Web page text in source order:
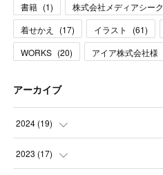
書籍 (1) 株式会社メディアシーク
着せかえ
(17) イラスト (61)
WORKS (20) アイア株式会社様
アーカイブ
2024(19)
(1
2023 (17)